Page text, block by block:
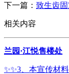
下一篇： 致生齿
相关内容
兰园·江悦售楼处
✨✨3、本宣传材